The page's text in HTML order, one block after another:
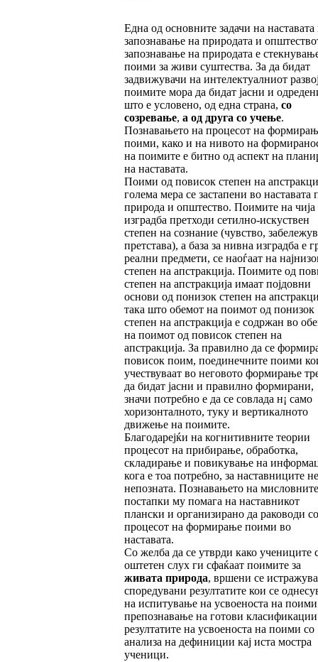
Една од основните задачи на наставата
запознавање на природата и
запознавање на природата е
поими за живи суштества. За да бидат
задвижувачи на интелектуалниот
поимите мора да бидат јасни и
што е условено, од една страна, со
созревање, а од друга со учење.
Познавањето на процесот на
поими, како и на нивото на
на поимите е битно од аспект на
на наставата.
Поими од повисок степен на
голема мера се застапени во наставата
природа и општество. Поимите на чија
изградба претходи сетилно-искуствен
степен на сознание (чувство,
претстава), а база за нивна изградба е
реални предмети, се наоѓаат на
степен на апстракција. Поимите од
степен на апстракција имаат појдовни
основи од понизок степен на
така што обемот на поимот од понизок
степен на апстракција е содржан во
на поимот од повисок степен на
апстракција. За правилно да се
повисок поим, поединечните поими
учествуваат во неговото формирање
да бидат јасни и правилно формирани,
значи потребно е да се совлада н¡ само
хоризонталното, туку и вертикалното
движење на поимите.
Благодарејќи на когнитивните теории
процесот на прибирање, обработка,
складирање и повикување на
кога е тоа потребно, за наставниците
непозната. Познавањето на мисловните
постапки му помага на наставникот
плански и организирано да раководи со
процесот на формирање поими во
наставата.
Со желба да се утврди како учениците
оштетен слух ги сфаќаат поимите за
живата природа, вршени се
споредувани резултатите кои се
на испитување на усвоеноста на
препознавање на готови
резултатите на усвоеноста на поими со
анализа на дефиниции кај иста мостра
ученици.